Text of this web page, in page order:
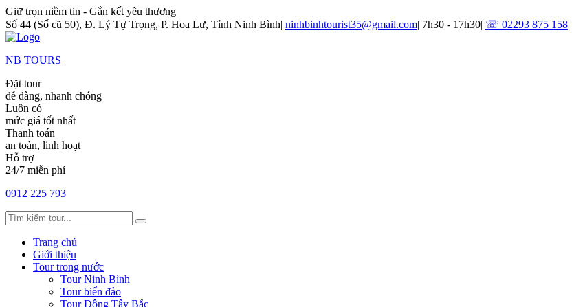
Giữ trọn niềm tin - Gắn kết yêu thương
Số 44 (Số cũ 50), Đ. Lý Tự Trọng, P. Hoa Lư, Tỉnh Ninh Bình| ninhbinhtourist35@gmail.com| 7h30 - 17h30| ☏ 02293 875 158
NB TOURS
Đặt tour
dễ dàng, nhanh chóng
Luôn có
mức giá tốt nhất
Thanh toán
an toàn, linh hoạt
Hỗ trợ
24/7 miễn phí
0912 225 793
Trang chủ
Giới thiệu
Tour trong nước
Tour Ninh Bình
Tour biển đảo
Tour Đông Tây Bắc